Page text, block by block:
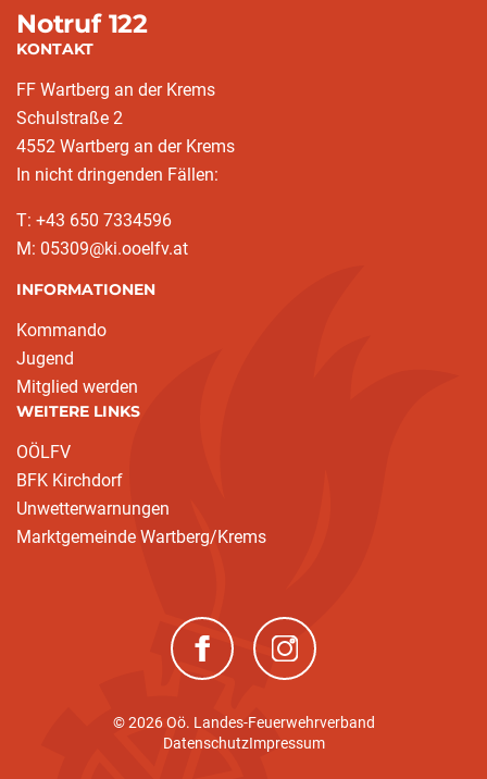
Notruf 122
KONTAKT
FF Wartberg an der Krems
Schulstraße 2
4552 Wartberg an der Krems
In nicht dringenden Fällen:
T: +43 650 7334596
M: 05309@ki.ooelfv.at
INFORMATIONEN
Kommando
Jugend
Mitglied werden
WEITERE LINKS
OÖLFV
BFK Kirchdorf
Unwetterwarnungen
Marktgemeinde Wartberg/Krems
(neues Fenster)(neues Fenster)
© 2026 Oö. Landes-Feuerwehrverband
DatenschutzImpressum